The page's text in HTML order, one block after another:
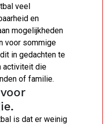
veel
en
mogelijkheden
voor sommige
in gedachten te
activiteit die
of familie.
is dat er weinig